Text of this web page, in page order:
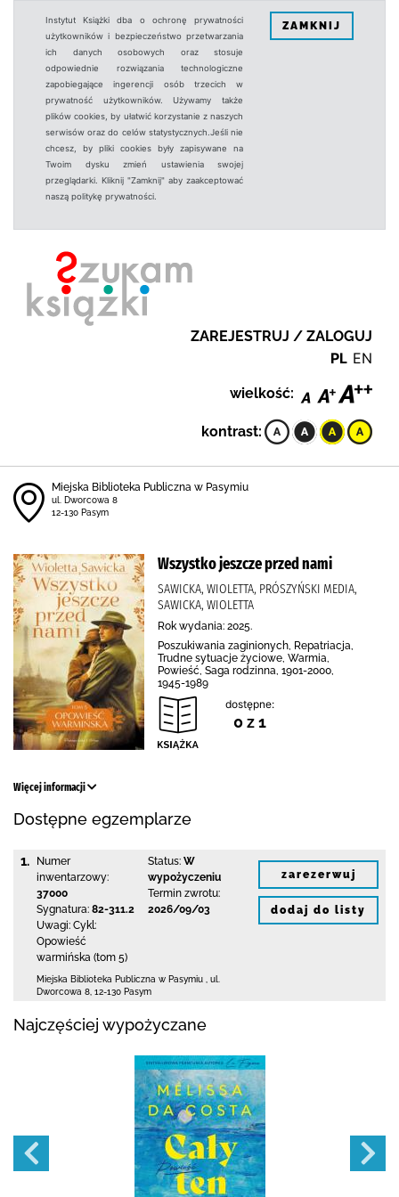
Instytut Książki dba o ochronę prywatności
użytkowników i bezpieczeństwo przetwarzania
ich danych osobowych oraz stosuje
odpowiednie rozwiązania technologiczne
zapobiegające ingerencji osób trzecich w
prywatność użytkowników. Używamy także
plików cookies, by ułatwić korzystanie z naszych
serwisów oraz do celów statystycznych.Jeśli nie
chcesz, by pliki cookies były zapisywane na
Twoim dysku zmień ustawienia swojej
przeglądarki. Kliknij "Zamknij" aby zaakceptować
naszą politykę prywatności.
ZAMKNIJ
ZAREJESTRUJ / ZALOGUJ
PL EN
wielkość:
kontrast:
Miejska Biblioteka Publiczna w Pasymiu
ul. Dworcowa 8
12-130 Pasym
Wszystko jeszcze przed nami
SAWICKA, WIOLETTA, PRÓSZYŃSKI MEDIA,
SAWICKA, WIOLETTA
Rok wydania: 2025.
Poszukiwania zaginionych, Repatriacja,
Trudne sytuacje życiowe, Warmia,
Powieść, Saga rodzinna, 1901-2000,
1945-1989
dostępne:
0 z 1
Więcej informacji
Dostępne egzemplarze
1.
Numer
inwentarzowy:
37000
Sygnatura: 82-311.2
Uwagi: Cykl:
Opowieść
warmińska (tom 5)
Status: W
wypożyczeniu
Termin zwrotu:
2026/09/03
Miejska Biblioteka Publiczna w Pasymiu
ul.
Dworcowa 8 12-130 Pasym
zarezerwuj
dodaj do listy
Najczęściej wypożyczane